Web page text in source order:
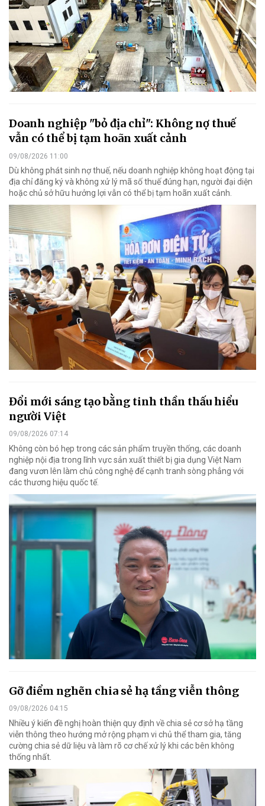
Doanh nghiệp "bỏ địa chỉ": Không nợ thuế
vẫn có thể bị tạm hoãn xuất cảnh
09/08/2026 11:00
Dù không phát sinh nợ thuế, nếu doanh nghiệp không hoạt động tại
địa chỉ đăng ký và không xử lý mã số thuế đúng hạn, người đại diện
hoặc chủ sở hữu hưởng lợi vẫn có thể bị tạm hoãn xuất cảnh.
Đổi mới sáng tạo bằng tinh thần thấu hiểu
người Việt
09/08/2026 07:14
Không còn bó hẹp trong các sản phẩm truyền thống, các doanh
nghiệp nội địa trong lĩnh vực sản xuất thiết bị gia dụng Việt Nam
đang vươn lên làm chủ công nghệ để cạnh tranh sòng phẳng với
các thương hiệu quốc tế.
Gỡ điểm nghẽn chia sẻ hạ tầng viễn thông
09/08/2026 04:15
Nhiều ý kiến đề nghị hoàn thiện quy định về chia sẻ cơ sở hạ tầng
viễn thông theo hướng mở rộng phạm vi chủ thể tham gia, tăng
cường chia sẻ dữ liệu và làm rõ cơ chế xử lý khi các bên không
thống nhất.